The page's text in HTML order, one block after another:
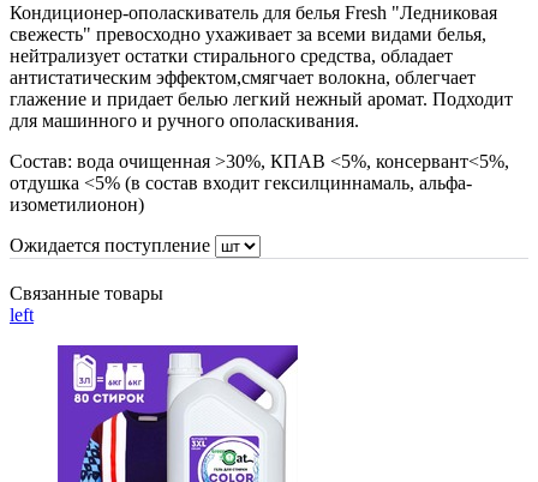
Кондиционер-ополаскиватель для белья Fresh "Ледниковая
свежесть" превосходно ухаживает за всеми видами белья,
нейтрализует остатки стирального средства, обладает
антистатическим эффектом,смягчает волокна, облегчает
глажение и придает белью легкий нежный аромат. Подходит
для машинного и ручного ополаскивания.
Состав: вода очищенная >30%, КПАВ <5%, консервант<5%,
отдушка <5% (в состав входит гексилциннамаль, альфа-
изометилионон)
Ожидается поступление
Связанные товары
left